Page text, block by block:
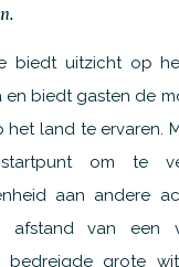
biedt uitzicht op
en biedt gasten de
het land te ervaren.
om te
aan andere
afstand van
bedreigde grote